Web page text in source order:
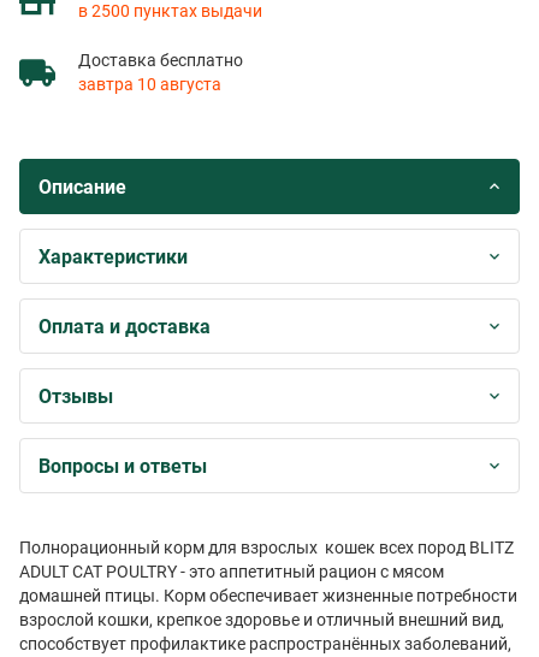
в 2500 пунктах выдачи
Доставка бесплатно
завтра 10 августа
Описание
Характеристики
Оплата и доставка
Отзывы
Вопросы и ответы
Полнорационный корм для взрослых кошек всех пород BLITZ
ADULT CAT POULTRY - это аппетитный рацион с мясом
домашней птицы. Корм обеспечивает жизненные потребности
взрослой кошки, крепкое здоровье и отличный внешний вид,
способствует профилактике распространённых заболеваний,